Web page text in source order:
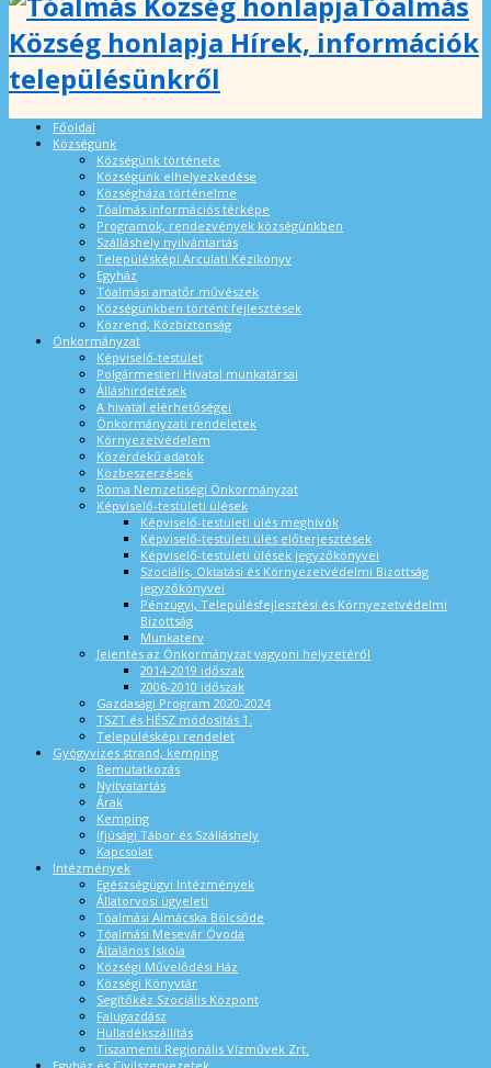
Község honlapja Hírek, információk
településünkről
Főoldal
Községünk
Községünk története
Községünk elhelyezkedése
Községháza történelme
Tóalmás információs térképe
Programok, rendezvények községünkben
Szálláshely nyilvántartás
Településképi Arculati Kézikönyv
Egyház
Tóalmási amatőr művészek
Községünkben történt fejlesztések
Közrend, Közbiztonság
Önkormányzat
Képviselő-testület
Polgármesteri Hivatal munkatársai
Álláshirdetések
A hivatal elérhetőségei
Önkormányzati rendeletek
Környezetvédelem
Közérdekű adatok
Közbeszerzések
Roma Nemzetiségi Önkormányzat
Képviselő-testületi ülések
Képviselő-testületi ülés meghívók
Képviselő-testületi ülés előterjesztések
Képviselő-testületi ülések jegyzőkönyvei
Szociális, Oktatási és Környezetvédelmi Bizottság
jegyzőkönyvei
Pénzügyi, Településfejlesztési és Környezetvédelmi
Bizottság
Munkaterv
Jelentés az Önkormányzat vagyoni helyzetéről
2014-2019 időszak
2006-2010 időszak
Gazdasági Program 2020-2024
TSZT és HÉSZ módosítás 1.
Településképi rendelet
Gyógyvizes strand, kemping
Bemutatkozás
Nyitvatartás
Árak
Kemping
Ifjúsági Tábor és Szálláshely
Kapcsolat
Intézmények
Egészségügyi Intézmények
Állatorvosi ügyeleti
Tóalmási Almácska Bölcsőde
Tóalmási Mesevár Óvoda
Általános Iskola
Községi Művelődési Ház
Községi Könyvtár
Segítőkéz Szociális Központ
Falugazdász
Hulladékszállítás
Tiszamenti Regionális Vízművek Zrt.